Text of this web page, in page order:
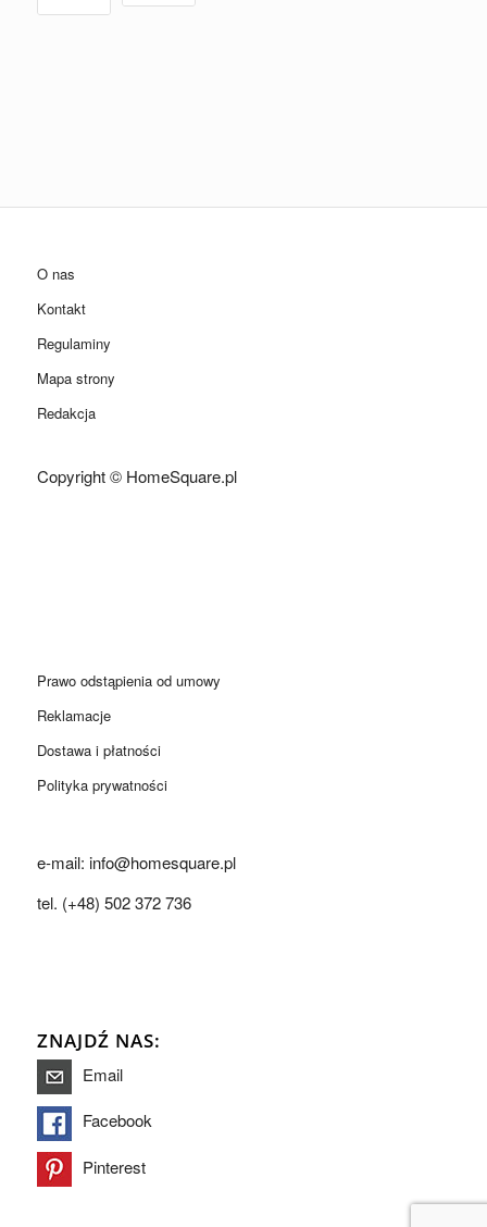
O nas
Kontakt
Regulaminy
Mapa strony
Redakcja
Copyright © HomeSquare.pl
Prawo odstąpienia od umowy
Reklamacje
Dostawa i płatności
Polityka prywatności
e-mail: info@homesquare.pl
tel. (+48) 502 372 736
ZNAJDŹ NAS:
Email
Facebook
Pinterest